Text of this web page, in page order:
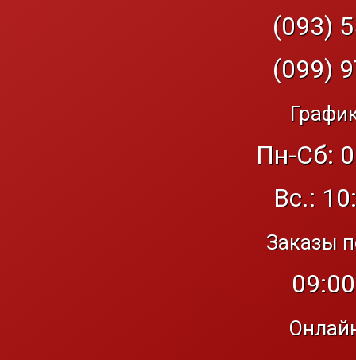
(093)
(099)
Пн-Сб:
Вс.:
Заказы